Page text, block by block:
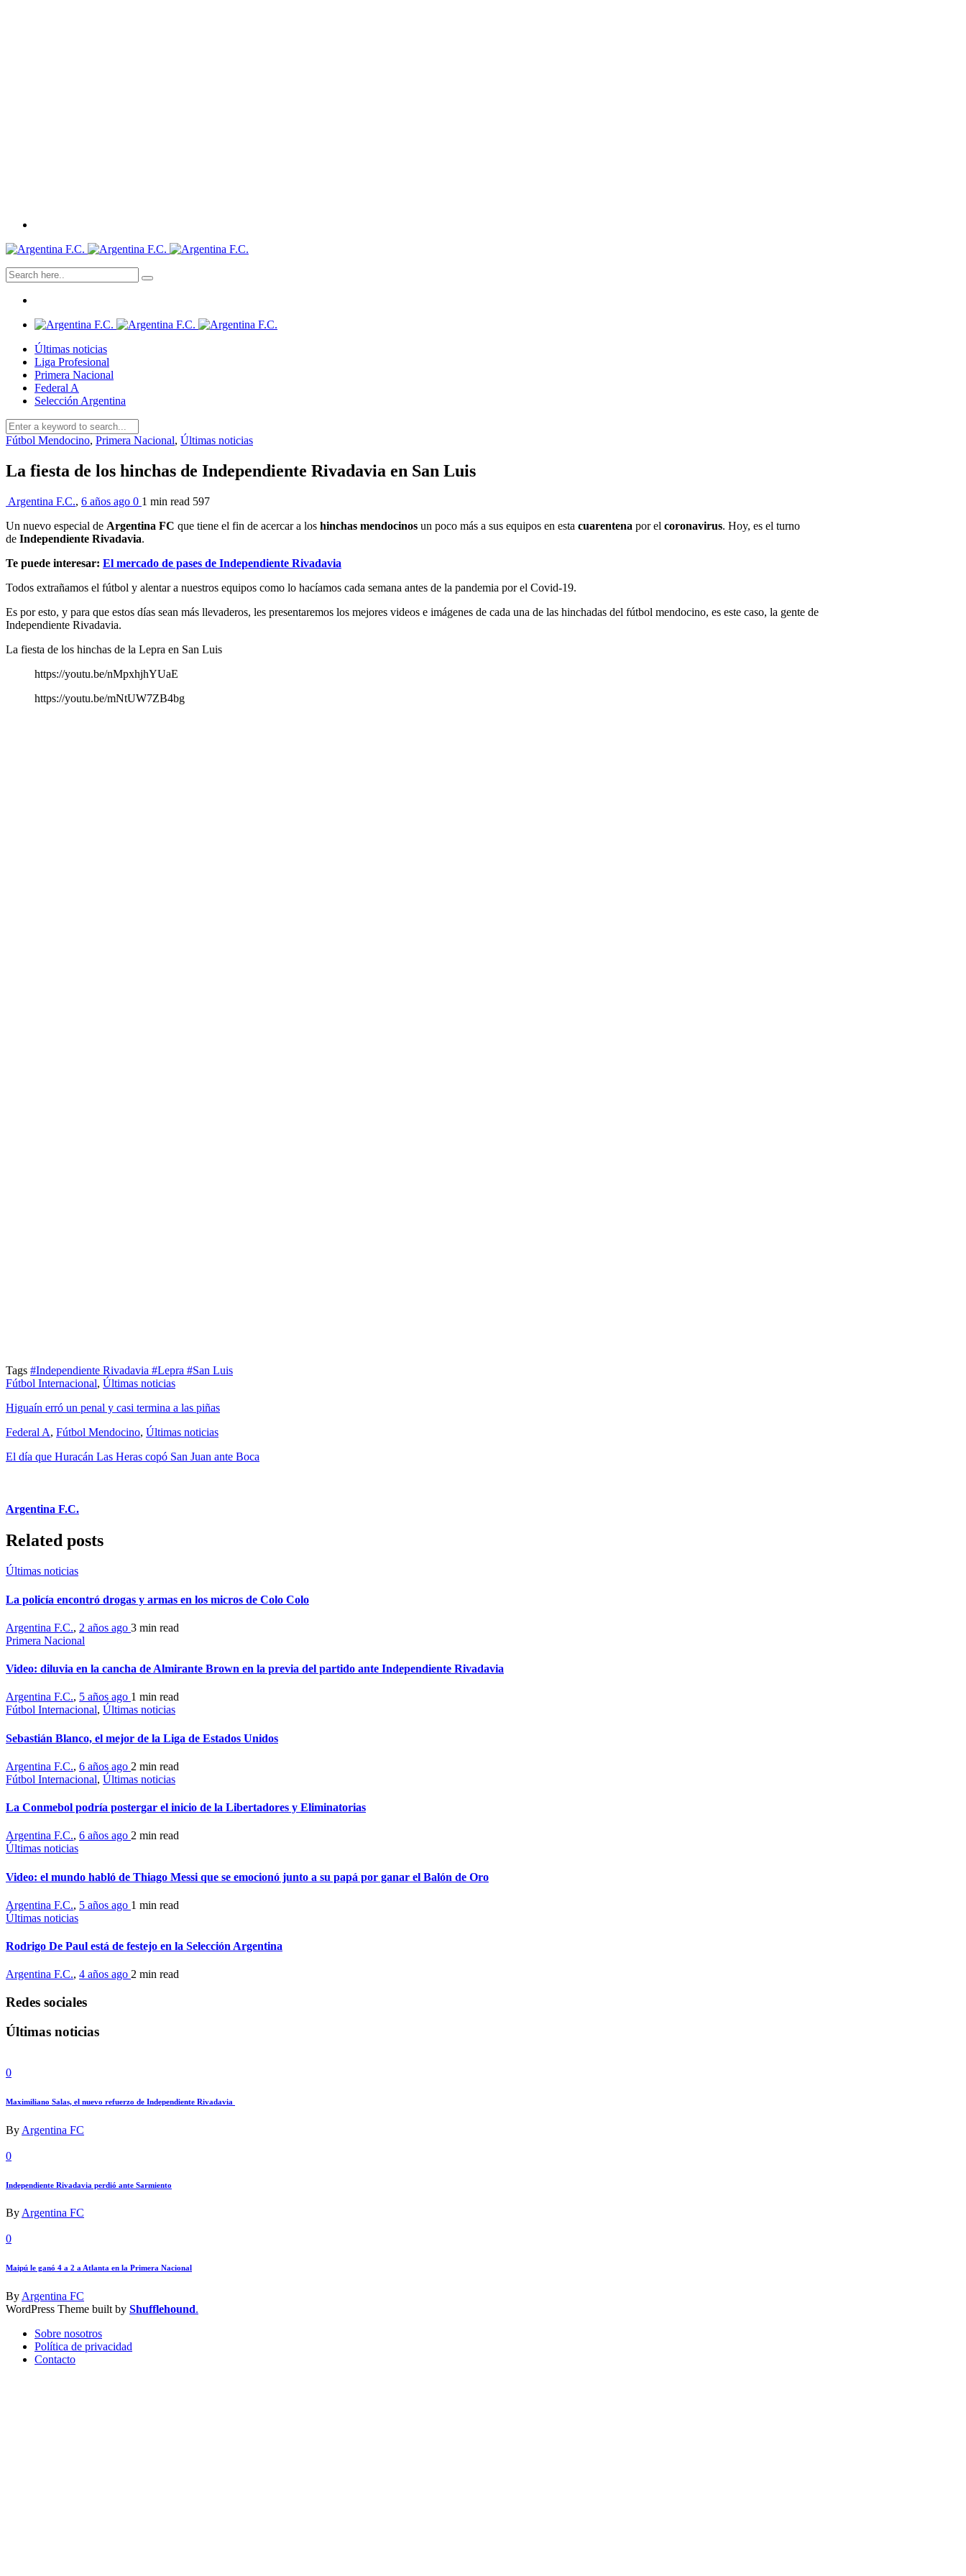
Últimas noticias
Liga Profesional
Primera Nacional
Federal A
Selección Argentina
Fútbol Mendocino, Primera Nacional, Últimas noticias
La fiesta de los hinchas de Independiente Rivadavia en San Luis
Argentina F.C., 6 años ago 0 1 min read 597
Un nuevo especial de Argentina FC que tiene el fin de acercar a los hinchas mendocinos un poco más a sus equipos en esta cuarentena por el coronavirus. Hoy, es el turno
de Independiente Rivadavia.
Te puede interesar: El mercado de pases de Independiente Rivadavia
Todos extrañamos el fútbol y alentar a nuestros equipos como lo hacíamos cada semana antes de la pandemia por el Covid-19.
Es por esto, y para que estos días sean más llevaderos, les presentaremos los mejores videos e imágenes de cada una de las hinchadas del fútbol mendocino, es este caso, la gente de
Independiente Rivadavia.
La fiesta de los hinchas de la Lepra en San Luis
https://youtu.be/nMpxhjhYUaE
https://youtu.be/mNtUW7ZB4bg
Tags #Independiente Rivadavia #Lepra #San Luis
Fútbol Internacional, Últimas noticias
Higuaín erró un penal y casi termina a las piñas
Federal A, Fútbol Mendocino, Últimas noticias
El día que Huracán Las Heras copó San Juan ante Boca
Argentina F.C.
Related posts
Últimas noticias
La policía encontró drogas y armas en los micros de Colo Colo
Argentina F.C., 2 años ago 3 min read
Primera Nacional
Video: diluvia en la cancha de Almirante Brown en la previa del partido ante Independiente Rivadavia
Argentina F.C., 5 años ago 1 min read
Fútbol Internacional, Últimas noticias
Sebastián Blanco, el mejor de la Liga de Estados Unidos
Argentina F.C., 6 años ago 2 min read
Fútbol Internacional, Últimas noticias
La Conmebol podría postergar el inicio de la Libertadores y Eliminatorias
Argentina F.C., 6 años ago 2 min read
Últimas noticias
Video: el mundo habló de Thiago Messi que se emocionó junto a su papá por ganar el Balón de Oro
Argentina F.C., 5 años ago 1 min read
Últimas noticias
Rodrigo De Paul está de festejo en la Selección Argentina
Argentina F.C., 4 años ago 2 min read
Redes sociales
Últimas noticias
0
Maximiliano Salas, el nuevo refuerzo de Independiente Rivadavia
By Argentina FC
0
Independiente Rivadavia perdió ante Sarmiento
ByArgentina FC
0
Maipú le ganó 4 a 2 a Atlanta en la Primera Nacional
ByArgentina FC
WordPress Theme built by Shufflehound.
Sobre nosotros
Política de privacidad
Contacto